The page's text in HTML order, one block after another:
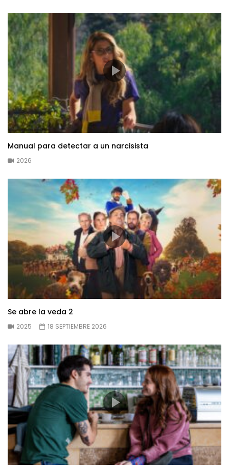
Manual para detectar a un narcisista
2026
Se abre la veda 2
2025 18 SEPTIEMBRE 2026